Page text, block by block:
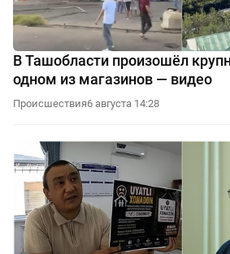
В Ташобласти произошёл
одном из магазинов — видео
Происшествия6 августа 14:28